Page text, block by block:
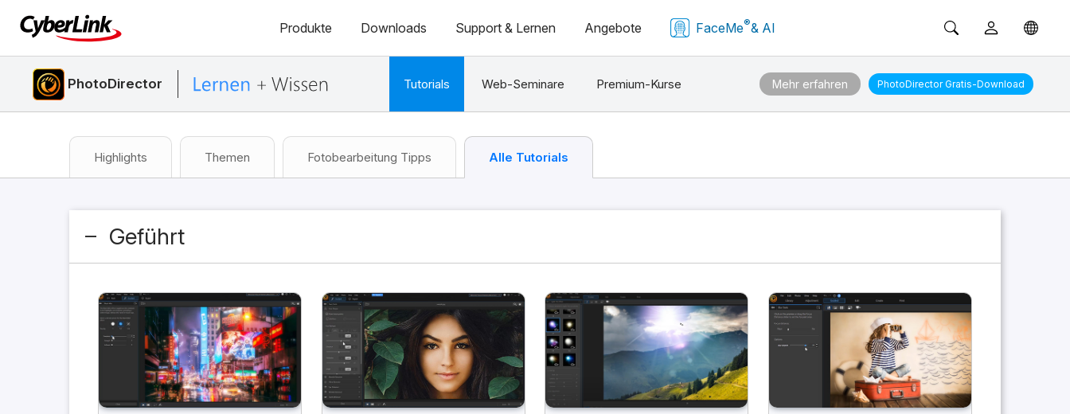
Produkte Downloads Support & Lernen Angebote FaceMe®& AI
PhotoDirector Tutorials Web-Seminare Premium-Kurse Mehr erfahren PhotoDirectorGratis-Download
Highlights Themen Fotobearbeitung Tipps Alle Tutorials
Geführt